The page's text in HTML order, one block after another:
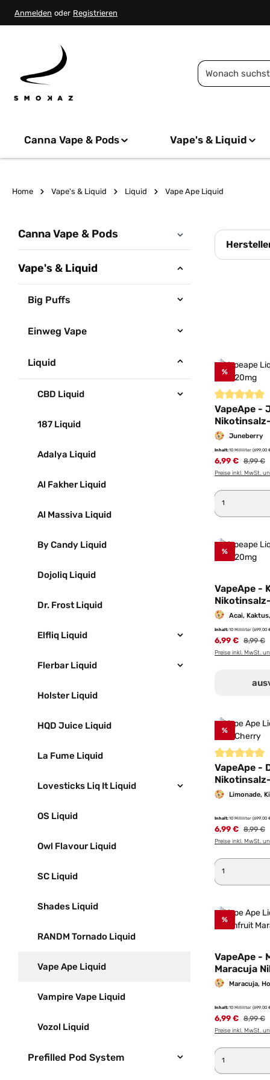
Zur Hauptnavigation springen
Anmelden oder Registrieren
Canna Vape & Pods Vape's & Liquid
Home Vape's & Liquid Liquid Vape Ape Liquid
Canna Vape & Pods
Vape's & Liquid
Big Puffs
Einweg Vape
Liquid
CBD Liquid
187 Liquid
Adalya Liquid
Al Fakher Liquid
Al Massiva Liquid
By Candy Liquid
Dojoliq Liquid
Dr. Frost Liquid
Elfliq Liquid
Flerbar Liquid
Holster Liquid
HQD Juice Liquid
La Fume Liquid
Lovesticks Liq It Liquid
OS Liquid
Owl Flavour Liquid
SC Liquid
Shades Liquid
RANDM Tornado Liquid
Vape Ape Liquid
Vampire Vape Liquid
Vozol Liquid
Prefilled Pod System
%
VapeApe -
20mg/ml
Juneberry
Inhalt:10 Milliliter (699,00
6,99 € 8,99 €
Preise inkl. MwSt.
Produkt
%
VapeApe -
20mg/ml
Acai,
Inhalt:10 Milliliter (699,00
6,99 € 8,99 €
Preise inkl. MwSt.
%
VapeApe -
20mg/ml
Limonade,
Inhalt:10 Milliliter (699,00
6,99 € 8,99 €
Preise inkl. MwSt.
Produkt
%
VapeApe -
Maracuja
LiquidMaracuja,
Inhalt:10 Milliliter (699,00
6,99 € 8,99 €
Preise inkl. MwSt.
Produkt